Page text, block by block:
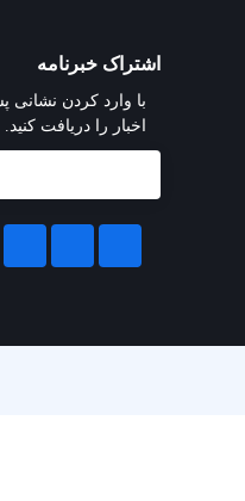
اشتراک خبرنامه
با وارد کردن نشانی
اخبار را دریافت کنید.